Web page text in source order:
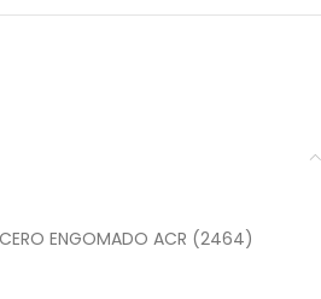
ENGOMADO ACR (2464)